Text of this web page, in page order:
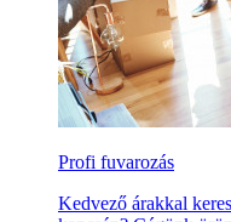
Profi fuvarozás
Kedvező árakkal